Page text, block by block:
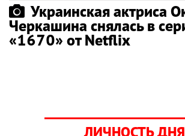
Украинская актриса
Черкашина снялась в
«1670» от Netflix
ЛИЧНОСТЬ ДНЯ